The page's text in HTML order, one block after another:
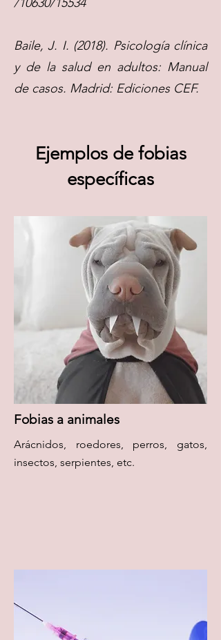
Baile, J. I. (2018). Psicología clínica
y de la salud en adultos: Manual
de casos. Madrid: Ediciones CEF.
Ejemplos de fobias
específicas
Fobias a animales
Arácnidos, roedores, perros, gatos,
insectos, serpientes, etc.